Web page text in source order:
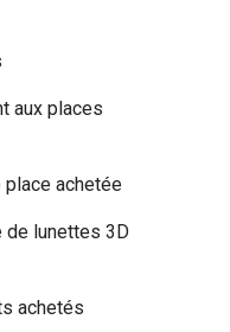
aux places
achetée
de lunettes 3D
achetés